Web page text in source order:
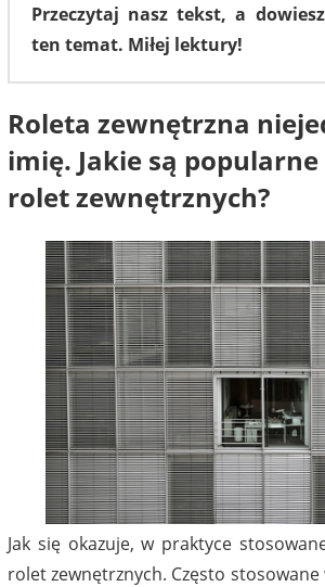
Przeczytaj nasz tekst, a
ten temat. Miłej lektury!
Roleta zewnętrzna
imię. Jakie są
rolet zewnętrznych?
Jak się okazuje, w praktyce
rolet zewnętrznych. Często